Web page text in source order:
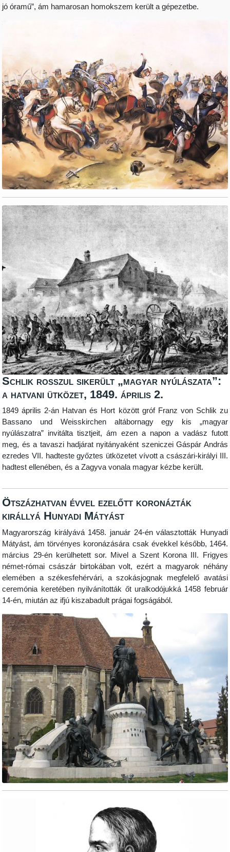
jó óramű”, ám hamarosan homokszem került a gépezetbe.
Schlik rosszul sikerült „magyar nyúlászata”:
a hatvani ütközet, 1849. április 2.
1849 április 2-án Hatvan és Hort között gróf Franz von Schlik zu
Bassano und Weisskirchen altábornagy egy kis „magyar
nyúlászatra” invitálta tisztjeit, ám ezen a napon a vadász futott
meg, és a tavaszi hadjárat nyitányaként szeniczei Gáspár András
ezredes VII. hadteste győztes ütközetet vívott a császári-királyi III.
hadtest ellenében, és a Zagyva vonala magyar kézbe került.
Ötszázhatvan évvel ezelőtt koronázták
királlyá Hunyadi Mátyást
Magyarország királyává 1458. január 24-én választották Hunyadi
Mátyást, ám törvényes koronázására csak évekkel később, 1464.
március 29-én kerülhetett sor. Mivel a Szent Korona III. Frigyes
német-római császár birtokában volt, ezért a magyarok néhány
elemében a székesfehérvári, a szokásjognak megfelelő avatási
ceremónia keretében nyilvánították őt uralkodójukká 1458 február
14-én, miután az ifjú kiszabadult prágai fogságából.